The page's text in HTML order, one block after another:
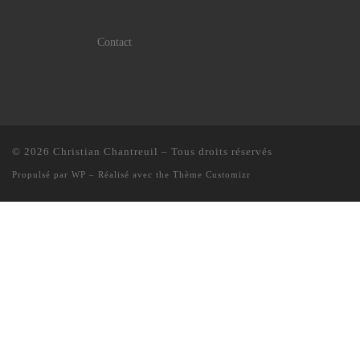
Contact
© 2026 Christian Chantreuil – Tous droits réservés
Propulsé par WP – Réalisé avec the Thème Customizr